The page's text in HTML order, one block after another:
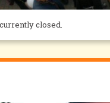
closed.